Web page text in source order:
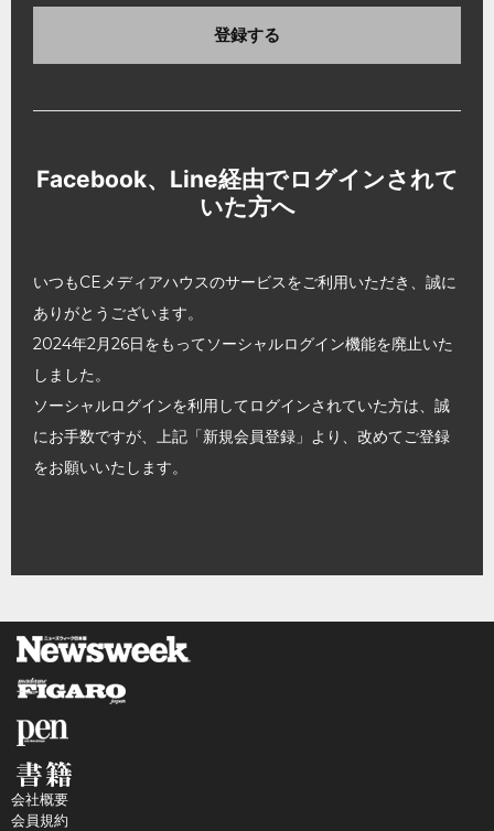
登録する
Facebook、Line経由でログインされて
いた方へ
いつもCEメディアハウスのサービスをご利用いただき、誠に
ありがとうございます。
2024年2月26日をもってソーシャルログイン機能を廃止いた
しました。
ソーシャルログインを利用してログインされていた方は、誠
にお手数ですが、上記「新規会員登録」より、改めてご登録
をお願いいたします。
会社概要
会員規約